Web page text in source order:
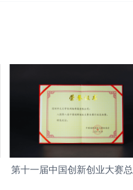
第十一届中国创新创业大赛